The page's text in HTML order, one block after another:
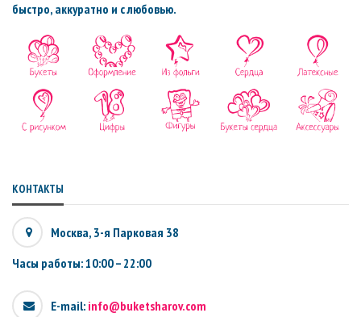
быстро, аккуратно и с любовью.
КОНТАКТЫ
Москва, 3-я Парковая 38
Часы работы: 10:00 – 22:00
E-mail: info@buketsharov.com